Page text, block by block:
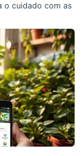
o cuidado com as